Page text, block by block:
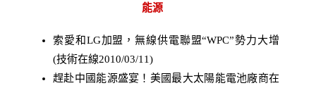
能源
索愛和LG加盟，無線供電聯盟“WPC”勢力大增
(技術在線2010/03/11)
趕赴中國能源盛宴！美國最大太陽能電池廠商在